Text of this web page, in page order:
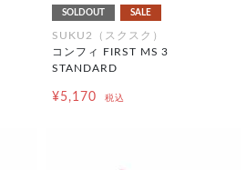
SOLDOUT SALE
SUKU2（スクスク）
コンフィ FIRST MS 3
STANDARD
¥5,170 税込